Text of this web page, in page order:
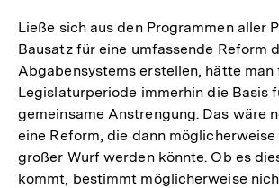
Ließe sich aus den Programmen aller
Bausatz für eine umfassende Reform
Abgabensystems erstellen, hätte man
Legislaturperiode immerhin die Basis
gemeinsame Anstrengung. Das wäre
eine Reform, die dann
großer Wurf werden könnte. Ob es
kommt, bestimmt möglicherweise